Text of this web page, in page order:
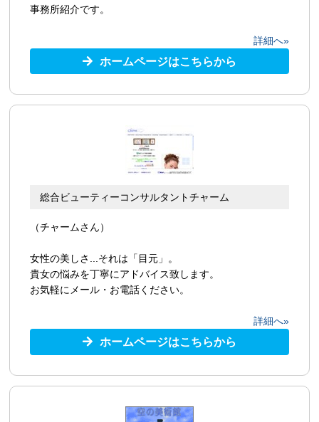
事務所紹介です。
詳細へ»
ホームページはこちらから
総合ビューティーコンサルタントチャーム
（チャームさん）
女性の美しさ...それは「目元」。
貴女の悩みを丁寧にアドバイス致します。
お気軽にメール・お電話ください。
詳細へ»
ホームページはこちらから